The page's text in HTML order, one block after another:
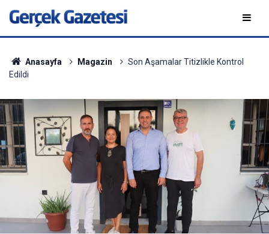
Anasayfa Magazin
Son Aşamalar Titizlikle Kontrol
Edildi